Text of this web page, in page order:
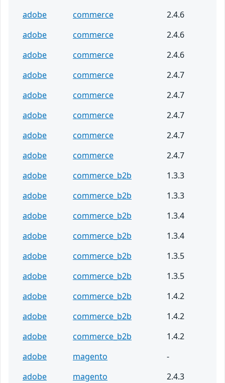
adobe
commerce
2.4.6
adobe
commerce
2.4.6
adobe
commerce
2.4.6
adobe
commerce
2.4.7
adobe
commerce
2.4.7
adobe
commerce
2.4.7
adobe
commerce
2.4.7
adobe
commerce
2.4.7
adobe
commerce_b2b
1.3.3
adobe
commerce_b2b
1.3.3
adobe
commerce_b2b
1.3.4
adobe
commerce_b2b
1.3.4
adobe
commerce_b2b
1.3.5
adobe
commerce_b2b
1.3.5
adobe
commerce_b2b
1.4.2
adobe
commerce_b2b
1.4.2
adobe
commerce_b2b
1.4.2
adobe
magento
-
adobe
magento
2.4.3